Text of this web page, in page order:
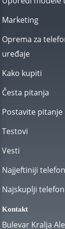
Marketing
Oprema za
uređaje
Kako kupiti
Česta pitanja
Postavite pitanje
Testovi
Vesti
Najjeftiniji
Najskuplji
Kontakt
Bulevar Kralja